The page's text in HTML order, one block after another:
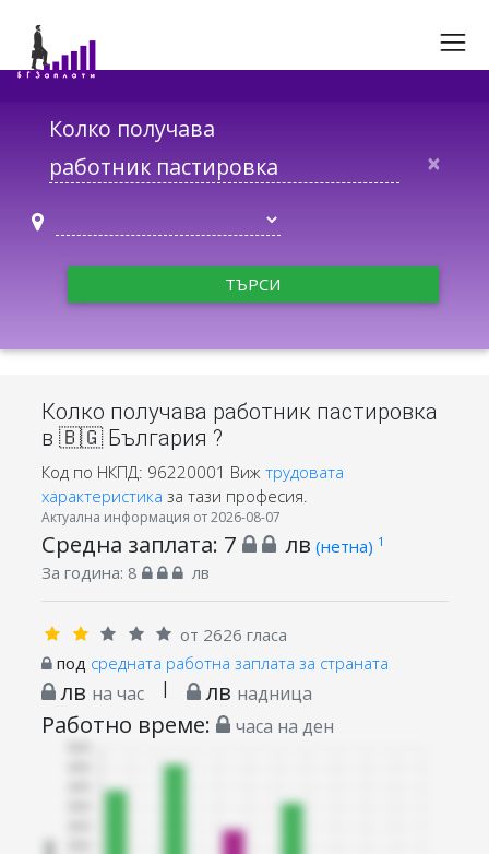
Колко получава
×
ТЪРСИ
Колко получава работник пастировка
в 🇧🇬 България ?
Код по НКПД: 96220001 Виж трудовата
характеристика за тази професия.
Актуална информация от 2026-08-07
Средна заплата: 7 лв (нетна) 1
За година: 8 лв
от 2626 гласа
под средната работна заплата за страната
лв на час | лв надница
Работно време: часа на ден